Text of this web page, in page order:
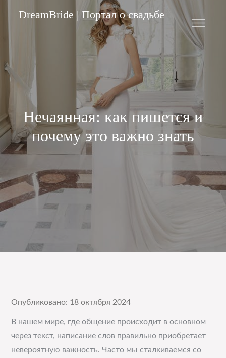
DreamBride | Портал о свадьбе
Нечаянная: как пишется и
почему это важно знать
Опубликовано: 18 октября 2024
В нашем мире, где общение происходит в основном
через текст, написание слов правильно приобретает
невероятную важность. Часто мы сталкиваемся со